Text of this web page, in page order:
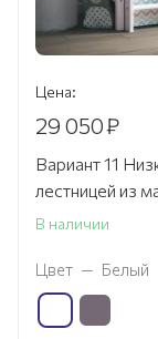
Цена:
29 050₽
Вариант 11
лестницей из
В наличии
Цвет — Белый